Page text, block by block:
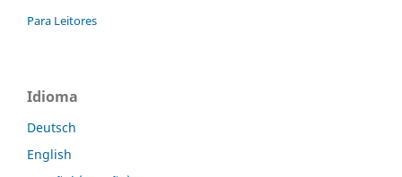
Para Leitores
Idioma
Deutsch
English